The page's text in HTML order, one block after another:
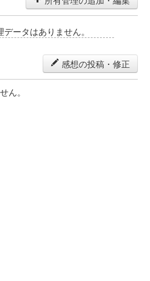
ータはありません。
感想の投稿・修正
ん。